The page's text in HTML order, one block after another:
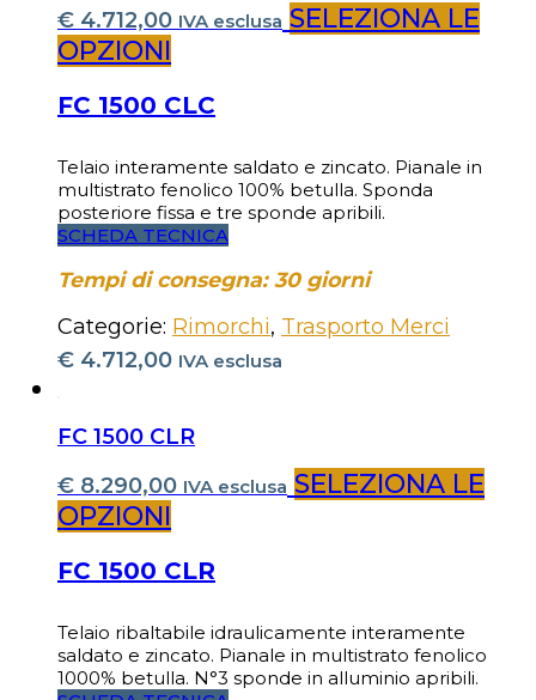
€ 4.712,00 IVA esclusa SELEZIONA LE
OPZIONI
FC 1500 CLC
Telaio interamente saldato e zincato. Pianale in
multistrato fenolico 100% betulla. Sponda
posteriore fissa e tre sponde apribili.
SCHEDA TECNICA
Tempi di consegna: 30 giorni
Categorie: Rimorchi, Trasporto Merci
€ 4.712,00 IVA esclusa
FC 1500 CLR
€ 8.290,00 IVA esclusa SELEZIONA LE
OPZIONI
FC 1500 CLR
Telaio ribaltabile idraulicamente interamente
saldato e zincato. Pianale in multistrato fenolico
1000% betulla. N°3 sponde in alluminio apribili.